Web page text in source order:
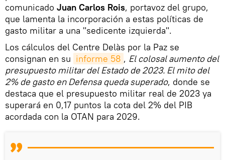
comunicado Juan Carlos Rois, portavoz del grupo,
que lamenta la incorporación a estas políticas de
gasto militar a una "sedicente izquierda".
Los cálculos del Centre Delàs por la Paz se
consignan en su informe 58 , El colosal aumento del
presupuesto militar del Estado de 2023. El mito del
2% de gasto en Defensa queda superado, donde se
destaca que el presupuesto militar real de 2023 ya
superará en 0,17 puntos la cota del 2% del PIB
acordada con la OTAN para 2029.